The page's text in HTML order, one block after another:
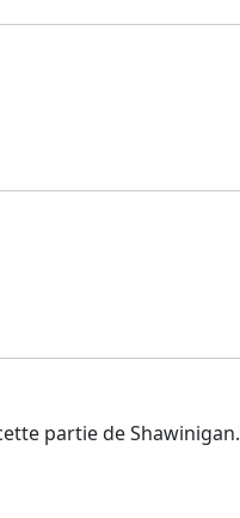
partie de Shawinigan.